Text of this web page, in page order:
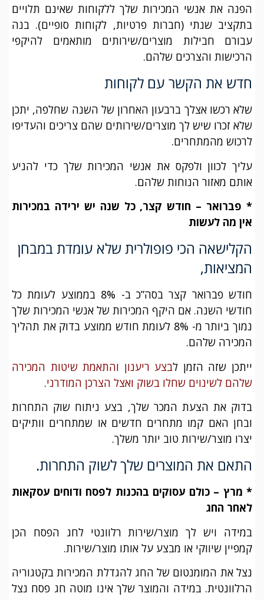
הפנה את אנשי המכירות שלך ללקוחות שאינם תלויים
בתקציב שנתי (חברות פרטיות, לקוחות סופיים). בנה
עבורם חבילות מוצרים/שירותים מותאמים להיקפי
הרכישות והצרכים שלהם.
חדש את הקשר עם לקוחות
שלא רכשו אצלך ברבעון האחרון של השנה שחלפה, יתכן
שלא זכרו שיש לך מוצרים/שירותים שהם צריכים והעדיפו
לרכוש מהמתחרים.
עליך לכוון ולפקס את אנשי המכירות שלך כדי להניע
אותם מאזור הנוחות שלהם.
* פברואר – חודש קצר, כל שנה יש ירידה במכירות
אין מה לעשות
הקלישאה הכי פופולרית שלא עומדת במבחן
המציאות,
חודש פברואר קצר בסה”כ ב- 8% בממוצע לעומת כל
חודשי השנה. אם היקף המכירות של אנשי המכירות שלך
נמוך ביותר מ- 8% לעומת חודש ממוצע בדוק את תהליך
המכירה שלהם.
ייתכן שזה הזמן לבצע ריענון והתאמת שיטות המכירה
שלהם לשינוים שחלו בשוק ואצל הצרכן המודרני.
בדוק את הצעת המכר שלך, בצע ניתוח שוק התחרות
ובחן האם קמו מתחרים חדשים או שמתחרים וותיקים
יצרו מוצר/שירות טוב יותר משלך.
התאם את המוצרים שלך לשוק התחרות.
* מרץ – כולם עסוקים בהכנות לפסח ודוחים עסקאות
לאחר החג
במידה ויש לך מוצר/שירות רלוונטי לחג הפסח הכן
קמפיין שיווקי או מבצע על אותו מוצר/שירות.
נצל את המומנטום של החג להגדלת המכירות בקטגוריה
הרלוונטית. במידה והמוצר שלך אינו מוטה חג פסח נצל